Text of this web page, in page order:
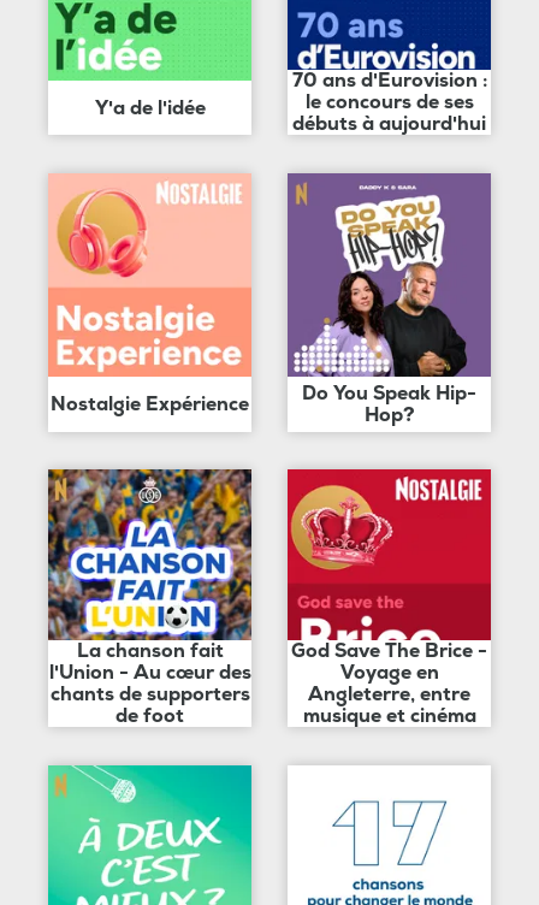
Y'a de l'idée
70 ans d'Eurovision :
le concours de ses
débuts à aujourd'hui
Nostalgie Expérience
Do You Speak Hip-
Hop?
La chanson fait
l'Union - Au cœur des
chants de supporters
de foot
God Save The Brice -
Voyage en
Angleterre, entre
musique et cinéma